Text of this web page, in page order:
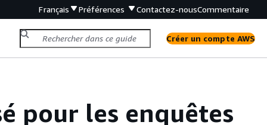
Français Préférences Contactez-nousCommentaire
Créer un compte AWS
pour les enquêtes